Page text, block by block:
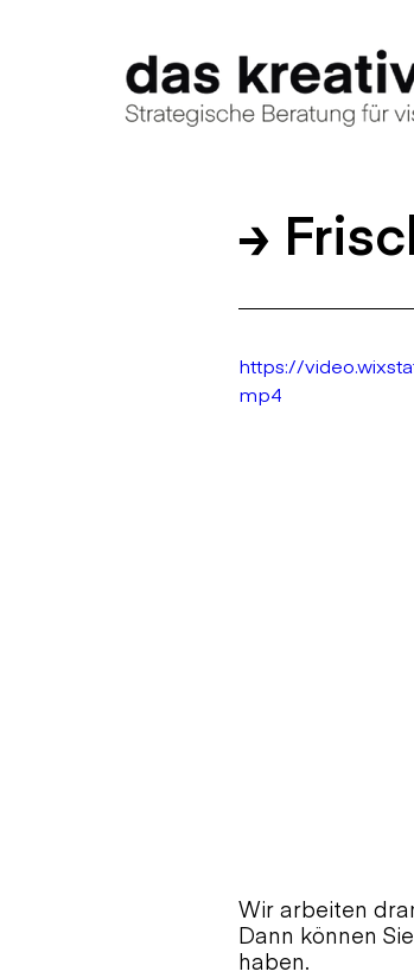
≥
https://
mp4
Wir arbeiten
Dann können
haben.